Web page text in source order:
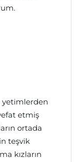
yetimlerden
etmiş
ortada
teşvik
kızların